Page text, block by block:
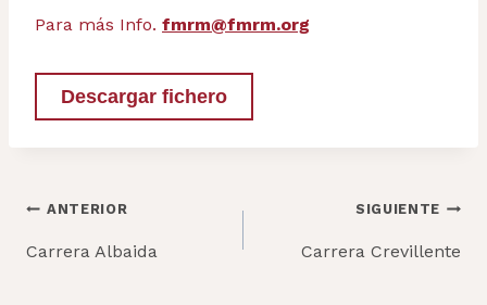
Para más Info. fmrm@fmrm.org
Descargar fichero
Navegación
de
ANTERIOR
Carrera Albaida
SIGUIENTE
Carrera Crevillente